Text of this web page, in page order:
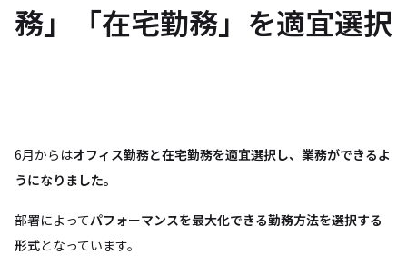
務」「在宅勤務」を適宜選択
6月からはオフィス勤務と在宅勤務を適宜選択し、業務ができるよ
うになりました。
部署によってパフォーマンスを最大化できる勤務方法を選択する
形式となっています。